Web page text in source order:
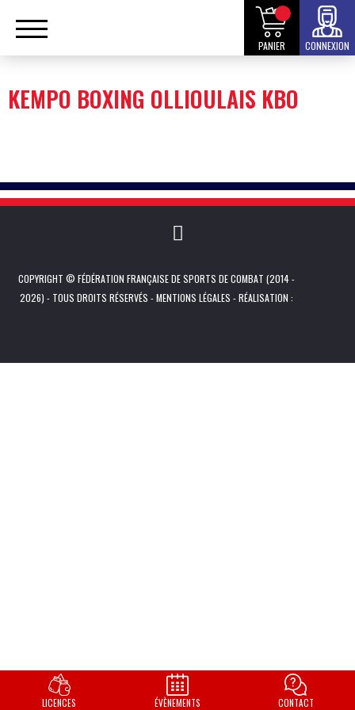
PANIER CONNEXION
KEMPO BOXING OLLIOULAIS KBO
COPYRIGHT © FÉDÉRATION FRANÇAISE DE SPORTS DE COMBAT (2014 -
2026) - TOUS DROITS RÉSERVÉS -MENTIONS LÉGALES - RÉALISATION :
LICENCES ÉVÈNEMENTS CONTACT